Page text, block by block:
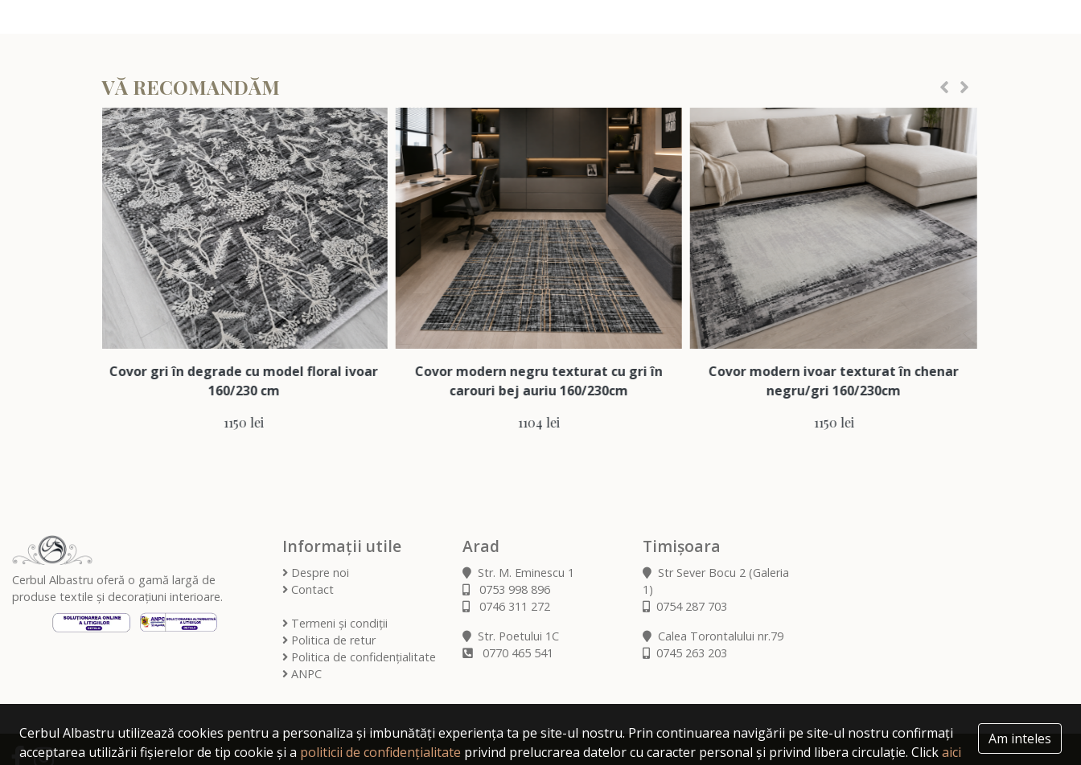
VĂ RECOMANDĂM
în degrade cu model floral ivoar
Covor modern negru texturat cu gri în
carouri bej auriu 160/230cm
Covor modern ivoar texturat în chenar
negru/gri 160/230cm
Covor modern gri deschis texturat în
negru cu gri închis 160/235cm
Cerbul Albastru oferă o gamă largă de
produse textile și decorațiuni interioare.
Informații utile
Despre noi
Contact
Termeni și condiții
Politica de retur
Politica de confidențialitate
ANPC
Arad
Str. M. Eminescu 1
0753 998 896
0746 311 272
Str. Poetului 1C
0770 465 541
Timișoara
Str Sever Bocu 2 (Galeria
1)
0754 287 703
Calea Torontalului nr.79
0745 263 203
Am inteles
Cerbul Albastru utilizează cookies pentru a personaliza și imbunătăți experiența ta pe site-ul nostru. Prin continuarea navigării pe site-ul nostru confirmați
acceptarea utilizării fișierelor de tip cookie și a politicii de confidențialitate privind prelucrarea datelor cu caracter personal și privind libera circulație. Clickaici